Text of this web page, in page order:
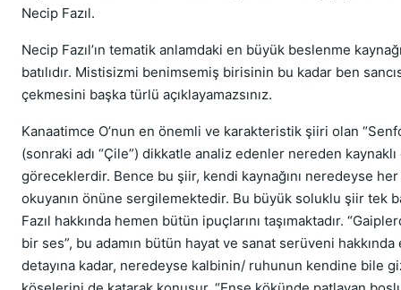
Necip Fazıl.
Necip Fazıl’ın tematik anlamdaki en büyük beslenme
batılıdır. Mistisizmi benimsemiş birisinin bu kadar ben
çekmesini başka türlü açıklayamazsınız.
Kanaatimce O’nun en önemli ve karakteristik şiiri olan
(sonraki adı “Çile”) dikkatle analiz edenler nereden
göreceklerdir. Bence bu şiir, kendi kaynağını neredeyse her
okuyanın önüne sergilemektedir. Bu büyük soluklu şiir tek
Fazıl hakkında hemen bütün ipuçlarını taşımaktadır.
bir ses”, bu adamın bütün hayat ve sanat serüveni hakkında
detayına kadar, neredeyse kalbinin/ ruhunun kendine bile